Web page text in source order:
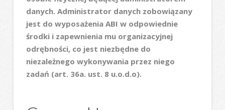
danych. Administrator danych zobowiązany
jest do wyposażenia ABI w odpowiednie
środki i zapewnienia mu organizacyjnej
odrębności, co jest niezbędne do
niezależnego wykonywania przez niego
zadań (art. 36a. ust. 8 u.o.d.o).